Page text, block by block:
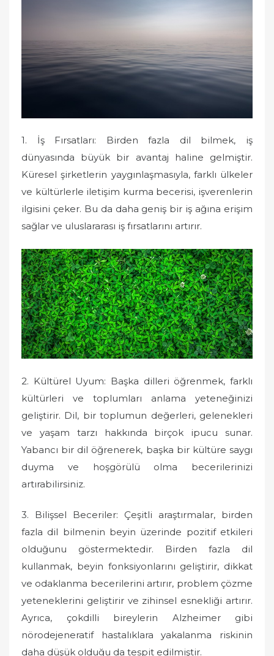
1. İş Fırsatları: Birden fazla dil bilmek, iş
dünyasında büyük bir avantaj haline gelmiştir.
Küresel şirketlerin yaygınlaşmasıyla, farklı ülkeler
ve kültürlerle iletişim kurma becerisi, işverenlerin
ilgisini çeker. Bu da daha geniş bir iş ağına erişim
sağlar ve uluslararası iş fırsatlarını artırır.
2. Kültürel Uyum: Başka dilleri öğrenmek, farklı
kültürleri ve toplumları anlama yeteneğinizi
geliştirir. Dil, bir toplumun değerleri, gelenekleri
ve yaşam tarzı hakkında birçok ipucu sunar.
Yabancı bir dil öğrenerek, başka bir kültüre saygı
duyma ve hoşgörülü olma becerilerinizi
artırabilirsiniz.
3. Bilişsel Beceriler: Çeşitli araştırmalar, birden
fazla dil bilmenin beyin üzerinde pozitif etkileri
olduğunu göstermektedir. Birden fazla dil
kullanmak, beyin fonksiyonlarını geliştirir, dikkat
ve odaklanma becerilerini artırır, problem çözme
yeteneklerini geliştirir ve zihinsel esnekliği artırır.
Ayrıca, çokdilli bireylerin Alzheimer gibi
nörodejeneratif hastalıklara yakalanma riskinin
daha düşük olduğu da tespit edilmiştir.